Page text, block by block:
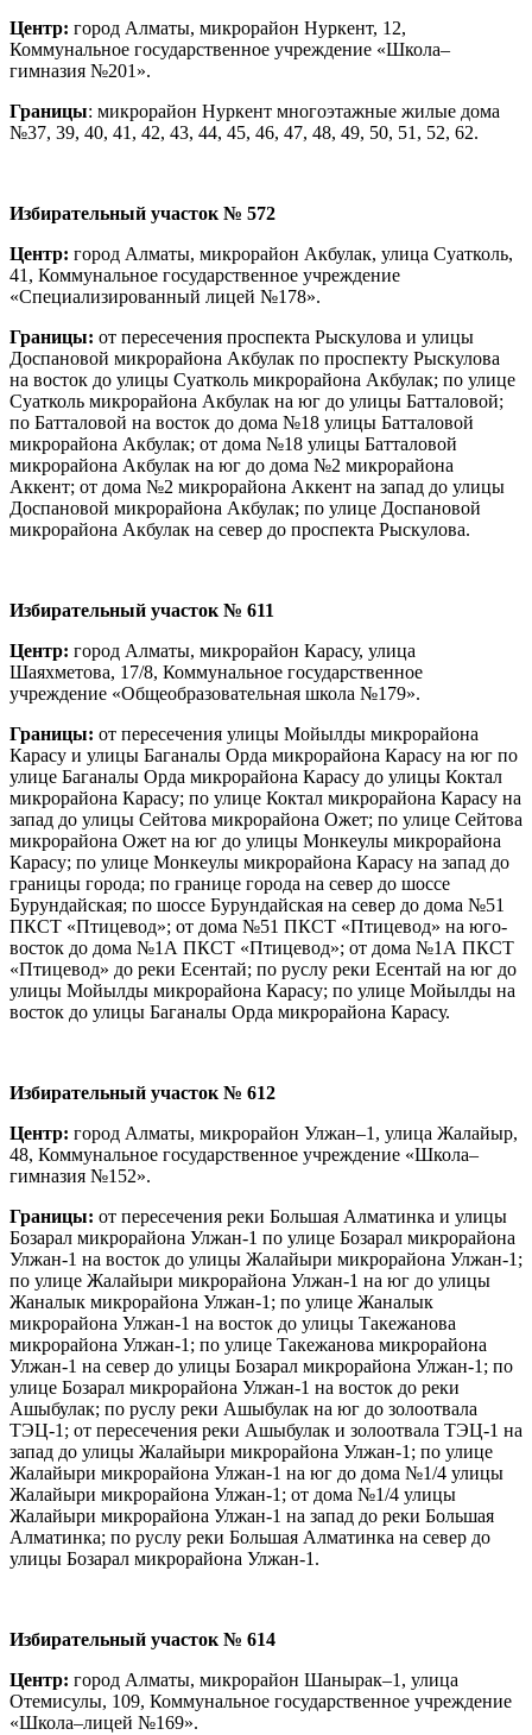
Центр: город Алматы, микрорайон Нуркент, 12,
Коммунальное государственное учреждение «Школа–
гимназия №201».
Границы: микрорайон Нуркент многоэтажные жилые дома
№37, 39, 40, 41, 42, 43, 44, 45, 46, 47, 48, 49, 50, 51, 52, 62.
Избирательный участок № 572
Центр: город Алматы, микрорайон Акбулак, улица Суатколь,
41, Коммунальное государственное учреждение
«Специализированный лицей №178».
Границы: от пересечения проспекта Рыскулова и улицы
Доспановой микрорайона Акбулак по проспекту Рыскулова
на восток до улицы Суатколь микрорайона Акбулак; по улице
Суатколь микрорайона Акбулак на юг до улицы Батталовой;
по Батталовой на восток до дома №18 улицы Батталовой
микрорайона Акбулак; от дома №18 улицы Батталовой
микрорайона Акбулак на юг до дома №2 микрорайона
Аккент; от дома №2 микрорайона Аккент на запад до улицы
Доспановой микрорайона Акбулак; по улице Доспановой
микрорайона Акбулак на север до проспекта Рыскулова.
Избирательный участок № 611
Центр: город Алматы, микрорайон Карасу, улица
Шаяхметова, 17/8, Коммунальное государственное
учреждение «Общеобразовательная школа №179».
Границы: от пересечения улицы Мойылды микрорайона
Карасу и улицы Баганалы Орда микрорайона Карасу на юг по
улице Баганалы Орда микрорайона Карасу до улицы Коктал
микрорайона Карасу; по улице Коктал микрорайона Карасу на
запад до улицы Сейтова микрорайона Ожет; по улице Сейтова
микрорайона Ожет на юг до улицы Монкеулы микрорайона
Карасу; по улице Монкеулы микрорайона Карасу на запад до
границы города; по границе города на север до шоссе
Бурундайская; по шоссе Бурундайская на север до дома №51
ПКСТ «Птицевод»; от дома №51 ПКСТ «Птицевод» на юго-
восток до дома №1А ПКСТ «Птицевод»; от дома №1А ПКСТ
«Птицевод» до реки Есентай; по руслу реки Есентай на юг до
улицы Мойылды микрорайона Карасу; по улице Мойылды на
восток до улицы Баганалы Орда микрорайона Карасу.
Избирательный участок № 612
Центр: город Алматы, микрорайон Улжан–1, улица Жалайыр,
48, Коммунальное государственное учреждение «Школа–
гимназия №152».
Границы: от пересечения реки Большая Алматинка и улицы
Бозарал микрорайона Улжан-1 по улице Бозарал микрорайона
Улжан-1 на восток до улицы Жалайыри микрорайона Улжан-1;
по улице Жалайыри микрорайона Улжан-1 на юг до улицы
Жаналык микрорайона Улжан-1; по улице Жаналык
микрорайона Улжан-1 на восток до улицы Такежанова
микрорайона Улжан-1; по улице Такежанова микрорайона
Улжан-1 на север до улицы Бозарал микрорайона Улжан-1; по
улице Бозарал микрорайона Улжан-1 на восток до реки
Ашыбулак; по руслу реки Ашыбулак на юг до золоотвала
ТЭЦ-1; от пересечения реки Ашыбулак и золоотвала ТЭЦ-1 на
запад до улицы Жалайыри микрорайона Улжан-1; по улице
Жалайыри микрорайона Улжан-1 на юг до дома №1/4 улицы
Жалайыри микрорайона Улжан-1; от дома №1/4 улицы
Жалайыри микрорайона Улжан-1 на запад до реки Большая
Алматинка; по руслу реки Большая Алматинка на север до
улицы Бозарал микрорайона Улжан-1.
Избирательный участок № 614
Центр: город Алматы, микрорайон Шанырак–1, улица
Отемисулы, 109, Коммунальное государственное учреждение
«Школа–лицей №169».